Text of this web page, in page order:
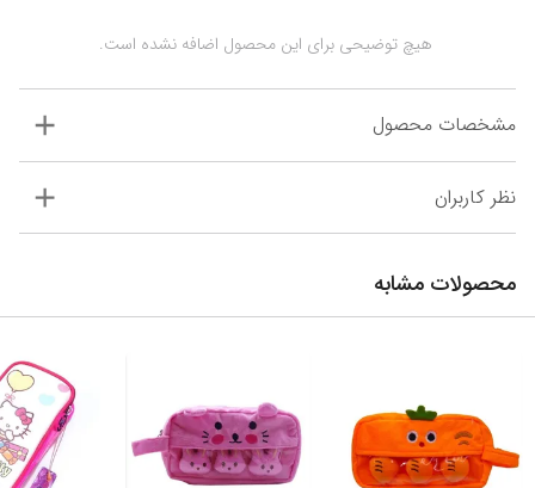
مشخصات محصول
نظر کاربران
محصولات مشابه